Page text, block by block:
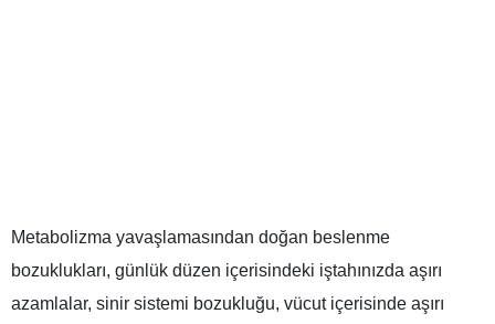
Metabolizma yavaşlamasından doğan beslenme
bozuklukları, günlük düzen içerisindeki iştahınızda aşırı
azamlalar, sinir sistemi bozukluğu, vücut içerisinde aşırı